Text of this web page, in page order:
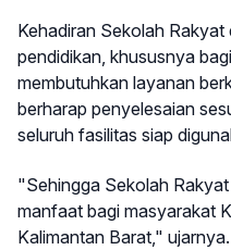
Kehadiran Sekolah
pendidikan, khususnya
membutuhkan layanan
berharap penyelesaian
seluruh fasilitas siap
"Sehingga Sekolah
manfaat bagi masyarakat
Kalimantan Barat,"